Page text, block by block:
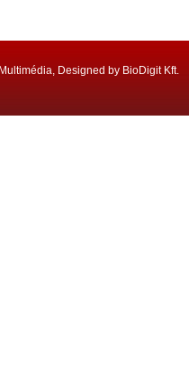
Designed by BioDigit Kft.